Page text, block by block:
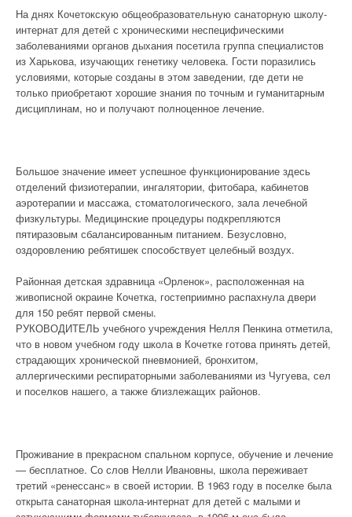
На днях Кочетокскую общеобразовательную санаторную школу-
интернат для детей с хроническими неспецифическими
заболеваниями органов дыхания посетила группа специалистов
из Харькова, изучающих генетику человека. Гости поразились
условиями, которые созданы в этом заведении, где дети не
только приобретают хорошие знания по точным и гуманитарным
дисциплинам, но и получают полноценное лечение.
Большое значение имеет успешное функционирование здесь
отделений физиотерапии, ингалятории, фитобара, кабинетов
аэротерапии и массажа, стоматологического, зала лечебной
физкультуры. Медицинские процедуры подкрепляются
пятиразовым сбалансированным питанием. Безусловно,
оздоровлению ребятишек способствует целебный воздух.
Районная детская здравница «Орленок», расположенная на
живописной окраине Кочетка, гостеприимно распахнула двери
для 150 ребят первой смены.
РУКОВОДИТЕЛЬ учебного учреждения Нелля Пенкина отметила,
что в новом учебном году школа в Кочетке готова принять детей,
страдающих хронической пневмонией, бронхитом,
аллергическими респираторными заболеваниями из Чугуева, сел
и поселков нашего, а также близлежащих районов.
Проживание в прекрасном спальном корпусе, обучение и лечение
— бесплатное. Со слов Нелли Ивановны, школа переживает
третий «ренессанс» в своей истории. В 1963 году в поселке была
открыта санаторная школа-интернат для детей с малыми и